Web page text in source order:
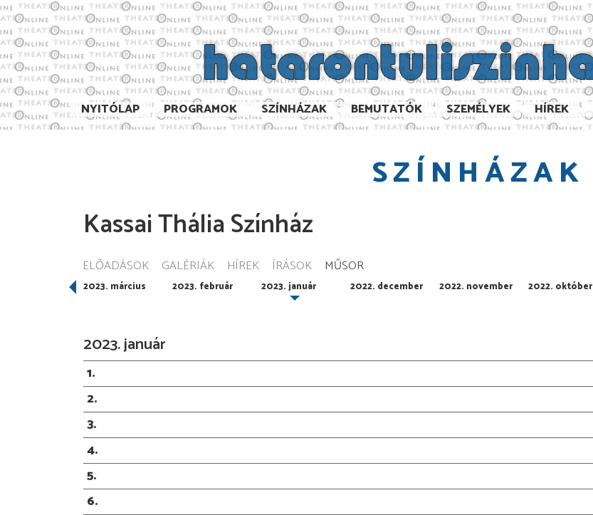
NYITÓLAP PROGRAMOK SZÍNHÁZAK BEMUTATÓK SZEMÉLYEK HÍREK
SZÍNHÁZAK
Kassai Thália Színház
ELŐADÁSOK GALÉRIÁK HÍREK ÍRÁSOK MŰSOR
2023. március 2023. február 2023. január 2022. december 2022. november 2022. október
2023. január
1
2
3
4
5
6